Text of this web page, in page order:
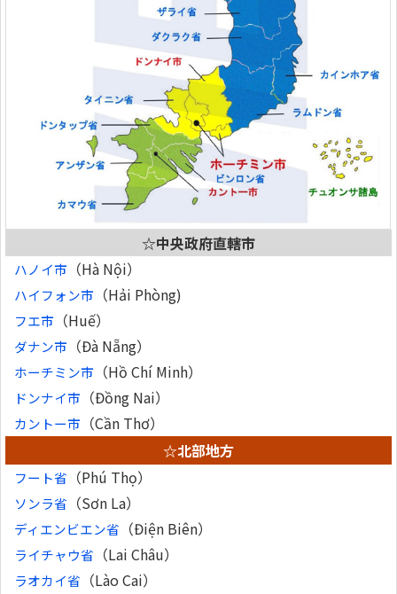
☆中央政府直轄市
ハノイ市 （Hà Nội）
ハイフォン市 （Hải Phòng)
フエ市 （Huế）
ダナン市 （Đà Nẵng）
ホーチミン市 （Hồ Chí Minh）
ドンナイ市 （Đồng Nai）
カントー市 （Cần Thơ）
☆北部地方
フート省 （Phú Thọ）
ソンラ省 （Sơn La）
ディエンビエン省 （Điện Biên）
ライチャウ省 （Lai Châu）
ラオカイ省 （Lào Cai）